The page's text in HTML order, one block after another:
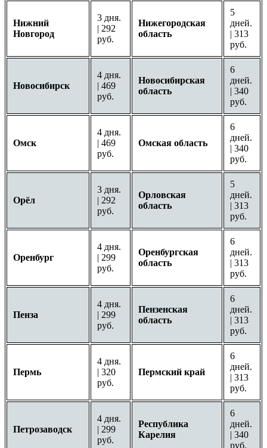
Нижний
Новгород
3 дня.
| 292
руб.
Нижегородская
область
5
дней.
| 313
руб.
Новосибирск
4 дня.
| 469
руб.
Новосибирская
область
6
дней.
| 340
руб.
Омск
4 дня.
| 469
руб.
Омская область
6
дней.
| 340
руб.
Орёл
3 дня.
| 292
руб.
Орловская
область
5
дней.
| 313
руб.
Оренбург
4 дня.
| 299
руб.
Оренбургская
область
6
дней.
| 313
руб.
Пенза
4 дня.
| 299
руб.
Пензенская
область
6
дней.
| 313
руб.
Пермь
4 дня.
| 320
руб.
Пермский край
6
дней.
| 313
руб.
Петрозаводск
4 дня.
| 299
руб.
Республика
Карелия
6
дней.
| 340
руб.